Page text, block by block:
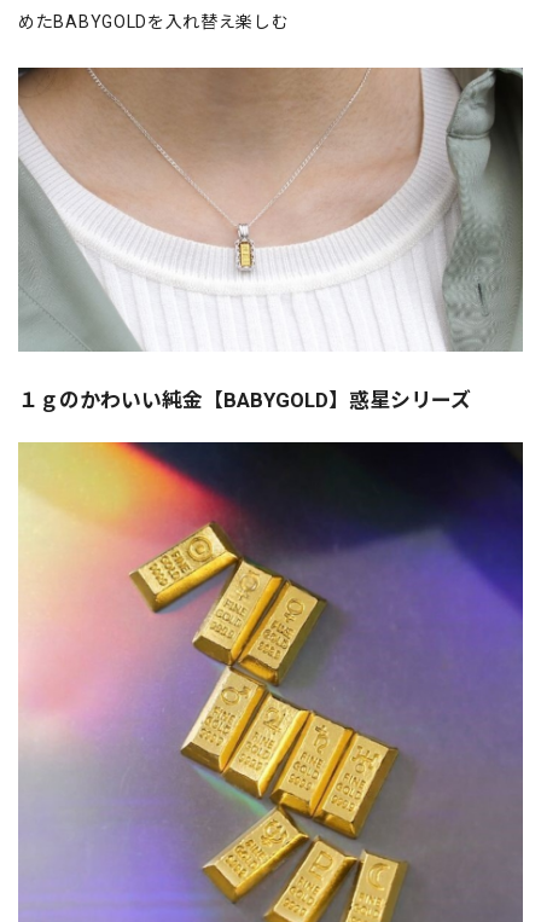
めたBABYGOLDを入れ替え楽しむ
１ｇのかわいい純金【BABYGOLD】惑星シリーズ